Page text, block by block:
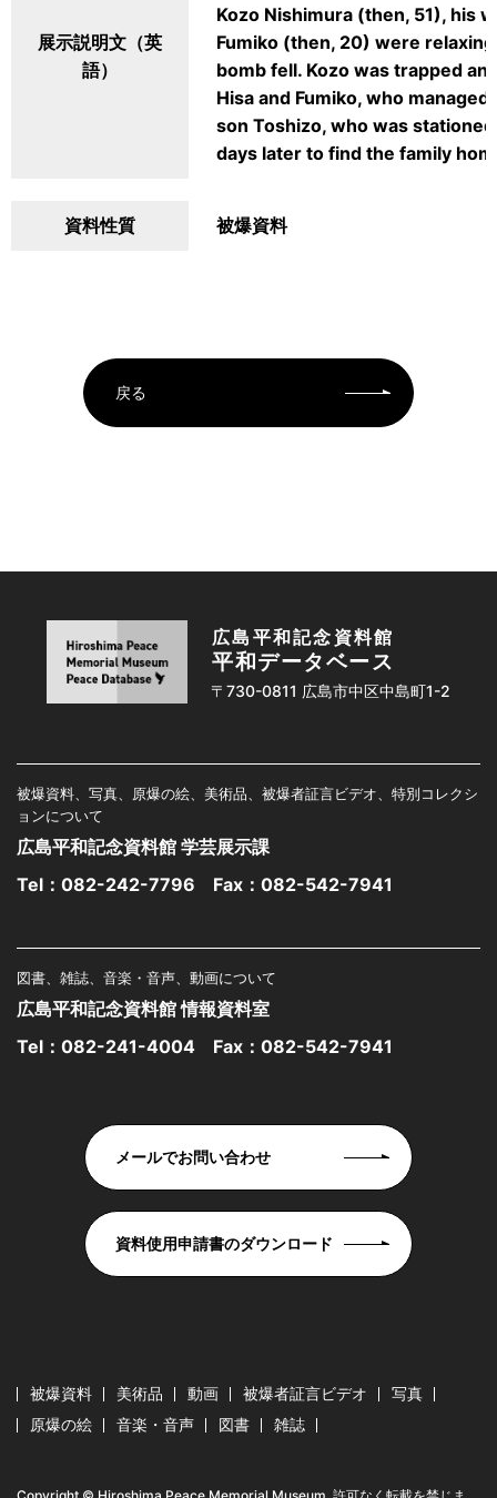
展示説明文（英
語）
Kozo Nishimura (then, 51), his
Fumiko (then, 20) were
bomb fell. Kozo was trapped
Hisa and Fumiko, who
son Toshizo, who was
days later to find the family
資料性質 被爆資料
戻る
広島平和記念資料館
平和データベース
〒730-0811 広島市中区中島町1-2
被爆資料、写真、原爆の絵、美術品、被爆者証言ビデオ、特別コレクシ
ョンについて
広島平和記念資料館 学芸展示課
Tel： 082-242-7796 Fax：082-542-7941
図書、雑誌、音楽・音声、動画について
広島平和記念資料館 情報資料室
Tel： 082-241-4004 Fax：082-542-7941
メールでお問い合わせ
資料使用申請書のダウンロード
被爆資料 美術品 動画 被爆者証言ビデオ
写真
原爆の絵
音楽・音声 図書 雑誌